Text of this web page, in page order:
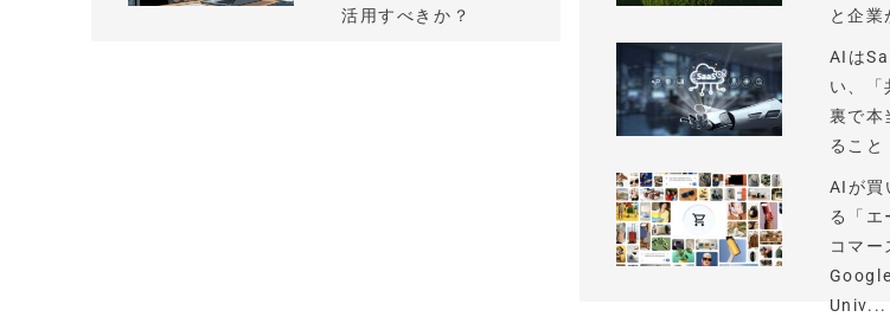
活用すべきか？
と企
AIは
い、「
裏で本
ること
AIが買
る「エ
コマー
Univ...